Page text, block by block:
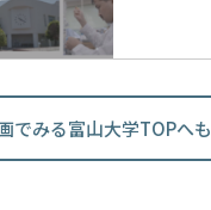
でみる富山大学TOPへ